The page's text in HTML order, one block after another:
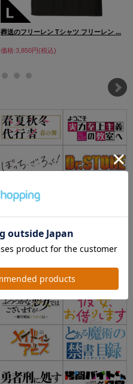
葬送のフリーレン Tシャツ フリーレン ...
価格:3,850円(税込)